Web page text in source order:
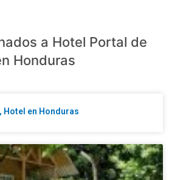
a Hotel Portal de
Honduras
Hotel en Honduras